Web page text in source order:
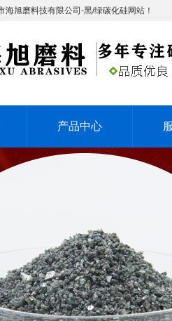
海旭磨料技有限公司-黑/绿碳化硅网站！
产品中心